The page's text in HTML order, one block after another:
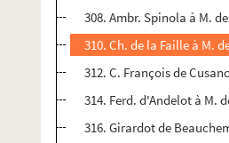
308. Ambr. Spinola à M.
310. Ch. de la Faille à M.
312. C. François de
314. Ferd. d'Andelot à M.
316. Girardot de